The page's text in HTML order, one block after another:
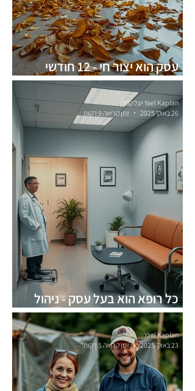
עסק הוא יצור חי - 12 חודשי
הוצאות ו8 חודשי הכנסות
כל רופא הוא בעל עסק - ניהול
עסקי לקליניקה
Yael Kaplan יעל קפלן
26 באוק׳ 2025
זמן קריאה 9 דקות
Yael Kaplan
23 באוק׳ 2025
זמן קריאה 5 דקות